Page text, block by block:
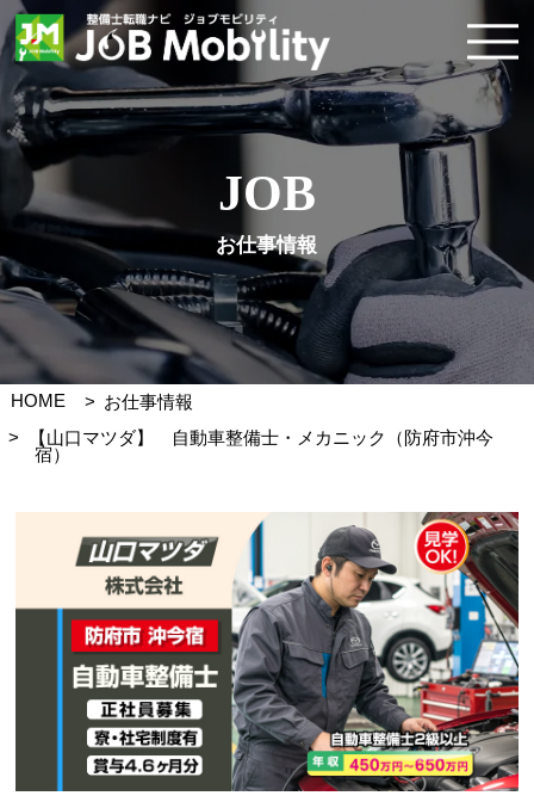
JOB
お仕事情報
HOME
お仕事情報
【山口マツダ】 自動車整備士・メカニック（防府市沖今
宿）